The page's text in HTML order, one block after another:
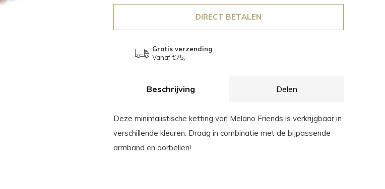
DIRECT BETALEN
Gratis verzending
Vanaf €75,-
Beschrijving Delen
Deze minimalistische ketting van Melano Friends is verkrijgbaar in
verschillende kleuren. Draag in combinatie met de bijpassende
armband en oorbellen!